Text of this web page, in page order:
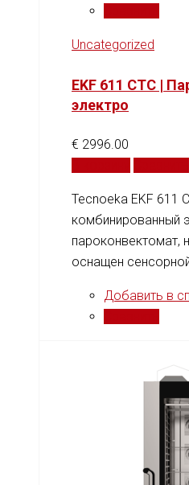
Uncategorized
EKF 611 CTC |
электро
€ 2996.00
Tecnoeka EKF 611
комбинированный
пароконвектомат,
оснащен
Добавить в